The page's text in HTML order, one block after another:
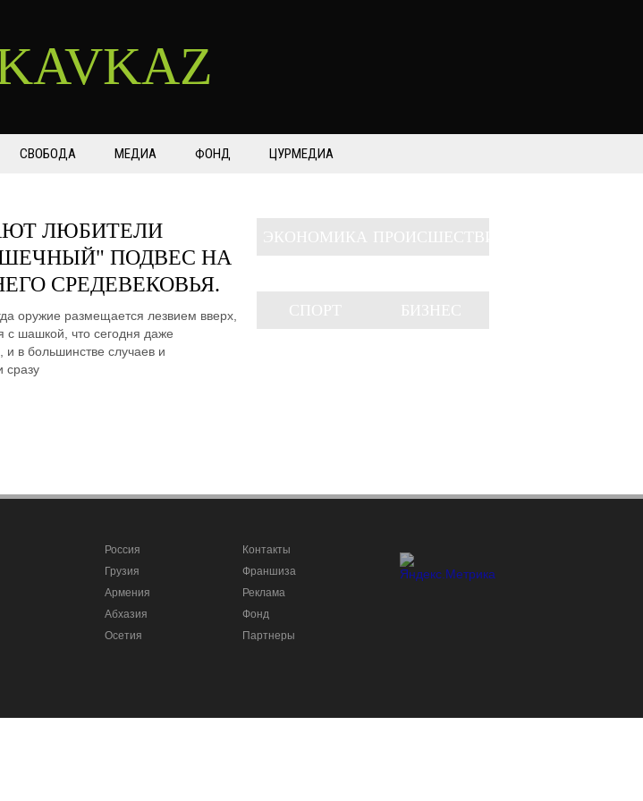
СВОБОДА МЕДИА ФОНД ЦУРМЕДИА
ЛЮБИТЕЛИ
ПОДВЕС НА
СРЕДЕВЕКОВЬЯ.
оружие размещается лезвием вверх,
с шашкой, что сегодня даже
в большинстве случаев и
сразу
Россия
Грузия
Армения
Абхазия
Осетия
Контакты
Франшиза
Реклама
Фонд
Партнеры